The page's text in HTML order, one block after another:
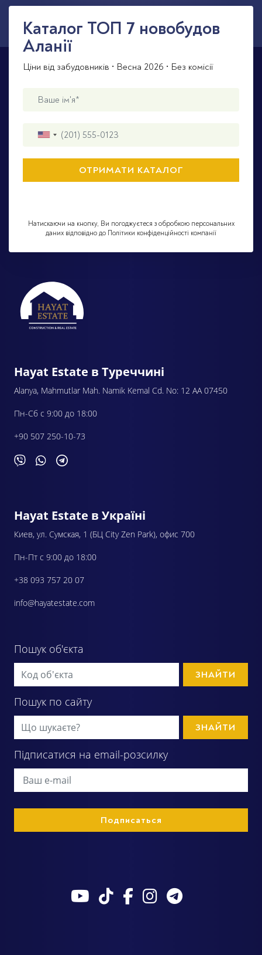
Каталог TOП 7 новобудов
Аланії
Ціни від забудовників • Весна 2026 • Без комісії
Натискаючи на кнопку, Ви погоджуєтеся з обробкою персональних
даних відповідно до Політики конфіденційності компанії
Hayat Estate в Туреччині
Alanya, Mahmutlar Mah. Namik Kemal Cd. No: 12 AA 07450
Пн-Сб с 9:00 до 18:00
+90 507 250-10-73
Hayat Estate в Україні
Киев, ул. Сумская, 1 (БЦ City Zen Park), офис 700
Пн-Пт с 9:00 до 18:00
+38 093 757 20 07
info@hayatestate.com
Пошук об'єкта
ЗНАЙТИ
Пошук по сайту
ЗНАЙТИ
Підписатися на email-розсилку